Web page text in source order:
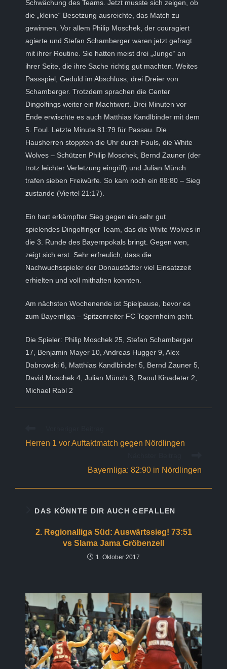
Schwächung des Teams. Jetzt musste sich zeigen, ob
die „kleine“ Besetzung ausreichte, das Match zu
gewinnen. Vor allem Philip Moschek, der couragiert
agierte und Stefan Schamberger waren jetzt gefragt
mit ihrer Routine. Sie hatten meist drei „Junge“ an
ihrer Seite, die ihre Sache richtig gut machten. Weites
Passspiel, Geduld im Abschluss, drei Dreier von
Schamberger. Trotzdem sprachen die Center
Dingolfings weiter ein Machtwort. Drei Minuten vor
Ende erwischte es auch Matthias Kandlbinder mit dem
5. Foul. Letzte Minute 81:79 für Passau. Die
Hausherren stoppten die Uhr durch Fouls, die White
Wolves – Schützen Philip Moschek, Bernd Zauner (der
trotz leichter Verletzung eingriff) und Julian Münch
trafen sieben Freiwürfe. So kam noch ein 88:80 – Sieg
zustande (Viertel 21:17).
Ein hart erkämpfter Sieg gegen ein sehr gut
spielendes Dingolfinger Team, das die White Wolves in
die 3. Runde des Bayernpokals bringt. Gegen wen,
zeigt sich erst. Sehr erfreulich, dass die
Nachwuchsspieler der Donaustädter viel Einsatzzeit
erhielten und voll mithalten konnten.
Am nächsten Wochenende ist Spielpause, bevor es
zum Bayernliga – Spitzenreiter FC Tegernheim geht.
Die Spieler: Philip Moschek 25, Stefan Schamberger
17, Benjamin Mayer 10, Andreas Hugger 9, Alex
Dabrowski 6, Matthias Kandlbinder 5, Bernd Zauner 5,
David Moschek 4, Julian Münch 3, Raoul Kinadeter 2,
Michael Rabl 2
ansehen
Herren 1 vor Auftaktmatch gegen Nördlingen
Bayernliga: 82:90 in Nördlingen
DAS KÖNNTE DIR AUCH GEFALLEN
2. Regionalliga Süd: Auswärtssieg! 73:51
vs Slama Jama Gröbenzell
1. Oktober 2017